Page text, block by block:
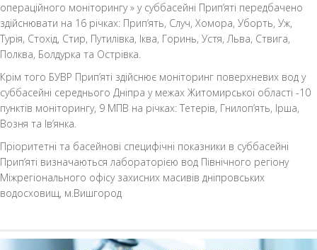
операційного моніторингу » у суббасейні Прип’яті передбачено
здійснювати на 16 річках: Прип’ять, Случ, Хомора, Уборть, Уж,
Турія, Стохід, Стир, Путилівка, Іква, Горинь, Устя, Льва, Ствига,
Полква, Болдурка та Острівка.
Крім того БУВР Прип’яті здійснює моніторинг поверхневих вод у
суббасейні середнього Дніпра у межах Житомирської області -10
пунктів моніторингу, 9 МПВ на річках: Тетерів, Гнилоп’ять, Ірша,
Возня та Ів’янка.
Пріоритетні та басейнові специфічні показники в суббасейні
Прип’яті визначаються лабораторією вод Північного регіону
Міжрегіонального офісу захисних масивів дніпровських
водосховищ, м.Вишгород